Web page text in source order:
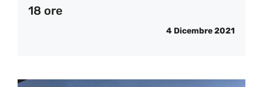
18 ore
4 Dicembre 2021